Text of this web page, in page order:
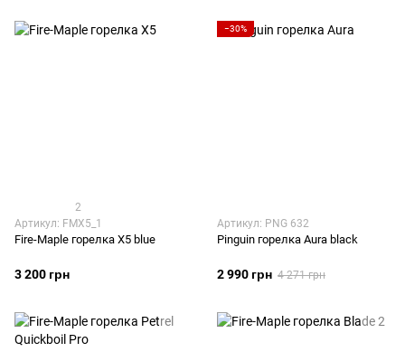
2
Артикул: FMX5_1
Fire-Maple горелка X5 blue
3 200 грн
−30%
Артикул: PNG 632
Pinguin горелка Aura black
2 990 грн 4 271 грн